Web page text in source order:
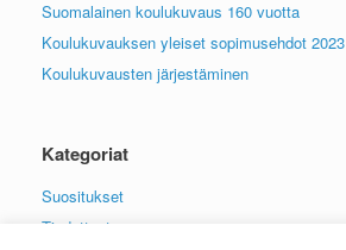
Suomalainen koulukuvaus 160 vuotta
Koulukuvauksen yleiset sopimusehdot 2023
Koulukuvausten järjestäminen
Kategoriat
Suositukset
Tiedotteet